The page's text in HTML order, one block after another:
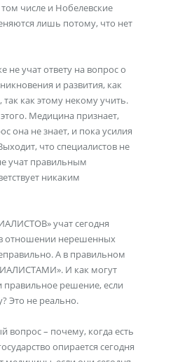
числе и Нобелевские
лишь потому, что нет
учат ответу на вопрос о
и развития, как
так как этому некому учить.
Медицина признает,
она не знает, и пока усилия
что специалистов не
учат правильным
никаким
учат сегодня
отношении нерешенных
А в правильном
И как могут
решение, если
Это не реально.
вопрос – почему, когда есть
опирается сегодня